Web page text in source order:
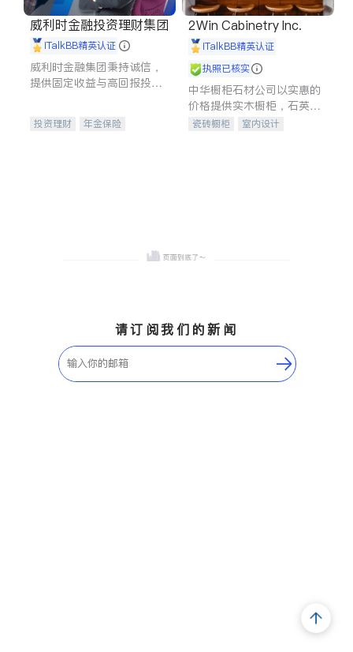
威利时金融投资理财集团
iTalkBB精英认证
威利时金融集团秉持诚信，
提供固定收益与高回报投资
合，助力客户实现目标
投资理财
年金保险
2Win Cabinetry Inc.
iTalkBB精英认证
执照已核实
中华橱柜石材公司以实惠的
价格提供实木橱柜，石英石
台面，多种优质不锈钢水
瓷砖橱柜
室内设计
请订阅我们的新闻